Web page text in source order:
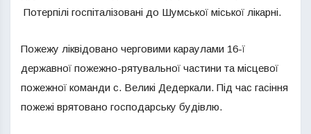
Потерпілі госпіталізовані до Шумської міської лікарні.
Пожежу ліквідовано черговими караулами 16-ї
державної пожежно-рятувальної частини та місцевої
пожежної команди с. Великі Дедеркали. Під час гасіння
пожежі врятовано господарську будівлю.